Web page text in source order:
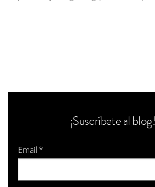
¡Suscríbete al blog!
Email*